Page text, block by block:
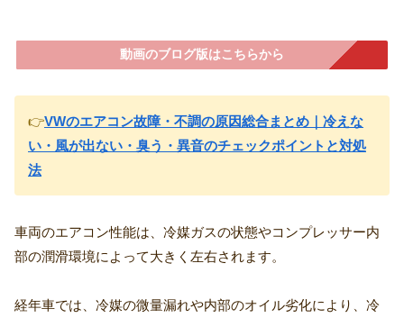
動画のブログ版はこちらから
👉VWのエアコン故障・不調の原因総合まとめ｜冷えな
い・風が出ない・臭う・異音のチェックポイントと対処
法
車両のエアコン性能は、冷媒ガスの状態やコンプレッサー内
部の潤滑環境によって大きく左右されます。
経年車では、冷媒の微量漏れや内部のオイル劣化により、冷